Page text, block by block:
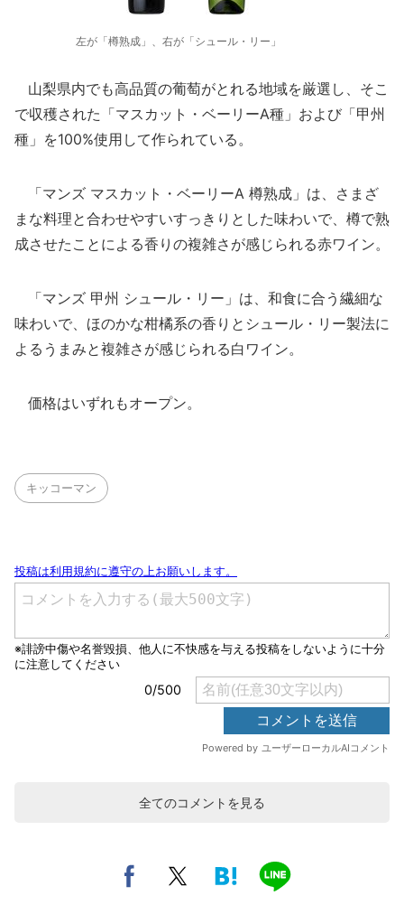
左が「樽熟成」、右が「シュール・リー」
山梨県内でも高品質の葡萄がとれる地域を厳選し、そこ
で収穫された「マスカット・ベーリーA種」および「甲州
種」を100%使用して作られている。
「マンズ マスカット・ベーリーA 樽熟成」は、さまざ
まな料理と合わせやすいすっきりとした味わいで、樽で熟
成させたことによる香りの複雑さが感じられる赤ワイン。
「マンズ 甲州 シュール・リー」は、和食に合う繊細な
味わいで、ほのかな柑橘系の香りとシュール・リー製法に
よるうまみと複雑さが感じられる白ワイン。
価格はいずれもオープン。
キッコーマン
全てのコメントを見る